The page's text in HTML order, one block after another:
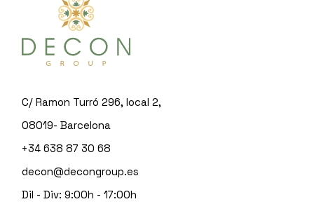
C/ Ramon Turró 296, local 2,
08019- Barcelona
+34 638 87 30 68
decon@decongroup.es
Dil - Div: 9:00h - 17:00h